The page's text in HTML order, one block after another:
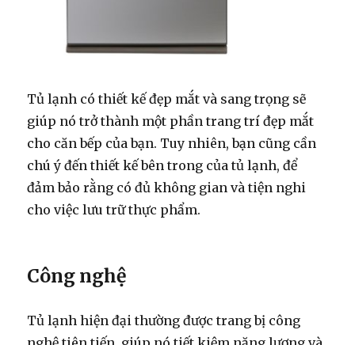
Tủ lạnh có thiết kế đẹp mắt và sang trọng sẽ
giúp nó trở thành một phần trang trí đẹp mắt
cho căn bếp của bạn. Tuy nhiên, bạn cũng cần
chú ý đến thiết kế bên trong của tủ lạnh, để
đảm bảo rằng có đủ không gian và tiện nghi
cho việc lưu trữ thực phẩm.
Công nghệ
Tủ lạnh hiện đại thường được trang bị công